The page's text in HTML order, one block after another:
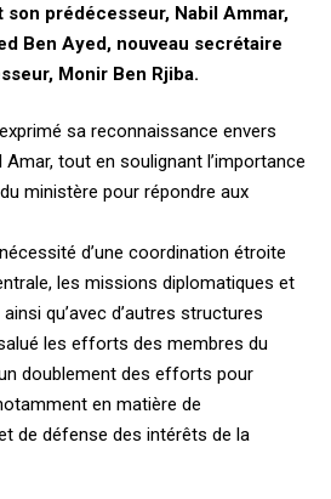
son prédécesseur, Nabil Ammar,
Ben Ayed, nouveau secrétaire
Monir Ben Rjiba.
sa reconnaissance envers
tout en soulignant l’importance
ministère pour répondre aux
d’une coordination étroite
les missions diplomatiques et
qu’avec d’autres structures
les efforts des membres du
doublement des efforts pour
en matière de
de défense des intérêts de la